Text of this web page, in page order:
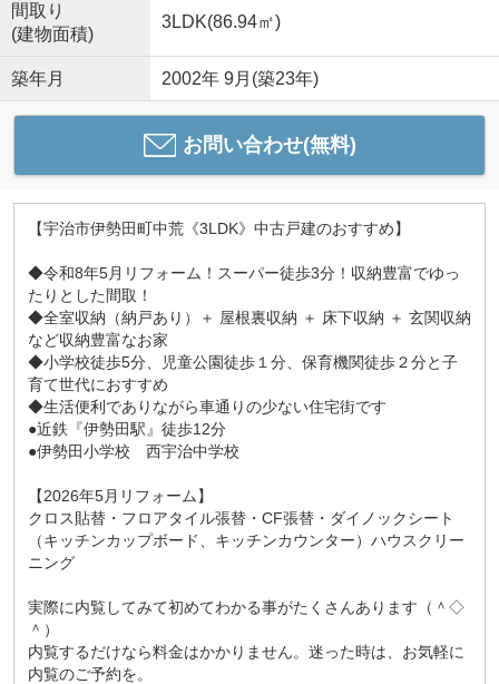
間取り
(建物面積)
3LDK(86.94㎡)
築年月 2002年 9月(築23年)
お問い合わせ(無料)
【宇治市伊勢田町中荒《3LDK》中古戸建のおすすめ】
◆令和8年5月リフォーム！スーパー徒歩3分！収納豊富でゆっ
たりとした間取！
◆全室収納（納戸あり）＋ 屋根裏収納 ＋ 床下収納 ＋ 玄関収納
など収納豊富なお家
◆小学校徒歩5分、児童公園徒歩１分、保育機関徒歩２分と子
育て世代におすすめ
◆生活便利でありながら車通りの少ない住宅街です
●近鉄『伊勢田駅』徒歩12分
●伊勢田小学校 西宇治中学校
【2026年5月リフォーム】
クロス貼替・フロアタイル張替・CF張替・ダイノックシート
（キッチンカップボード、キッチンカウンター）ハウスクリー
ニング
実際に内覧してみて初めてわかる事がたくさんあります（＾◇
＾）
内覧するだけなら料金はかかりません。迷った時は、お気軽に
内覧のご予約を。